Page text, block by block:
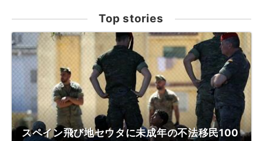
Top stories
スペイン飛び地セウタに未成年の不法移民100